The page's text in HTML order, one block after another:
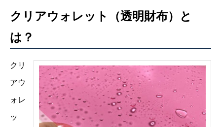
クリアウォレット（透明財布）と
は？
クリ
アウ
ォレ
ッ